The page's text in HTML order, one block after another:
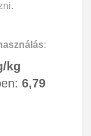
:
kg
6,79